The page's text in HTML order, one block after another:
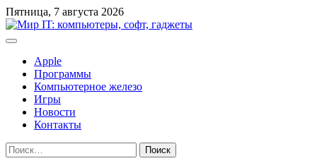
Перейти
к
содержимому
Пятница, 7 августа 2026
Apple
Программы
Компьютерное железо
Игры
Новости
Контакты
Найти: